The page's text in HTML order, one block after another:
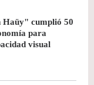
cumplió 50
para
visual